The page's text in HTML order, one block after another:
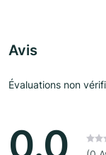
Avis
Évaluations non
0.0